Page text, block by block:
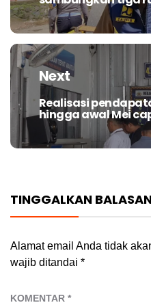
post:
Next
Next
post:
Realisasi
hingga awal Mei
TINGGALKAN
Alamat email Anda tidak
wajib ditandai *
KOMENTAR *